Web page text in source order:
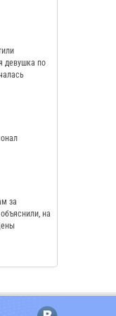
девушка по
за
на